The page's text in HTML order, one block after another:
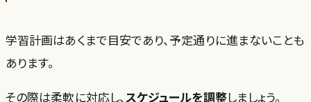
学習計画はあくまで目安であり、予定通りに進まないことも
あります。
その際は柔軟に対応し、スケジュールを調整しましょう。